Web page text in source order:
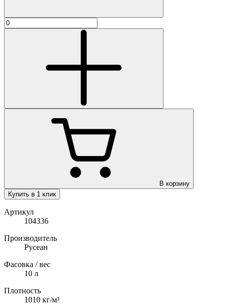
В корзину
Купить в 1 клик
Артикул
104336
Производитель
Русеан
Фасовка / вес
10 л
Плотность
1010 кг/м³